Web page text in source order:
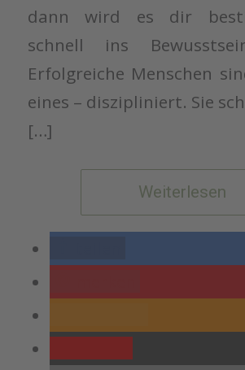
dann wird es dir
schnell ins
Erfolgreiche Menschen
eines – diszipliniert. Sie
[…]
Weiterlesen